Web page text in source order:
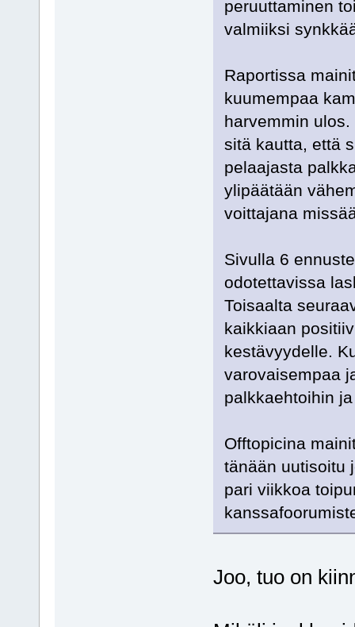
peruuttaminen
valmiiksi
Raportissa
kuumempaa
harvemmin
sitä kautta, että
pelaajasta
ylipäätään
voittajana
Sivulla 6
odotettavissa
Toisaalta
kaikkiaan
kestävyydelle.
varovaisempaa
palkkaehtoihin
Offtopicina
tänään uutisoitu
pari viikkoa
Joo, tuo on